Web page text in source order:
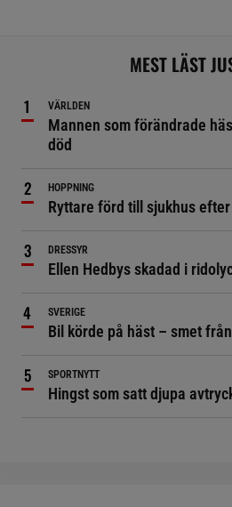
MEST LÄST
VÄRLDEN
Mannen som förändrade
död
HOPPNING
Ryttare förd till sjukhus
DRESSYR
Ellen Hedbys skadad i
SVERIGE
Bil körde på häst – smet
SPORTNYTT
Hingst som satt djupa